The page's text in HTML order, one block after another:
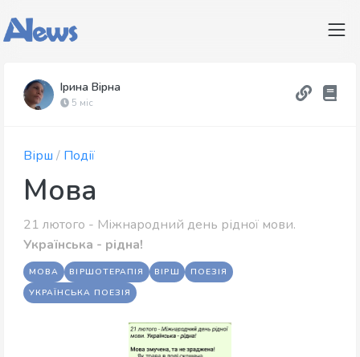
Ірина Вірна
5 міс
Вірш / Події
Мова
21 лютого - Міжнародний день рідної мови.
Українська - рідна!
МОВА ВІРШОТЕРАПІЯ ВІРШ
ПОЕЗІЯ
УКРАЇНСЬКА ПОЕЗІЯ